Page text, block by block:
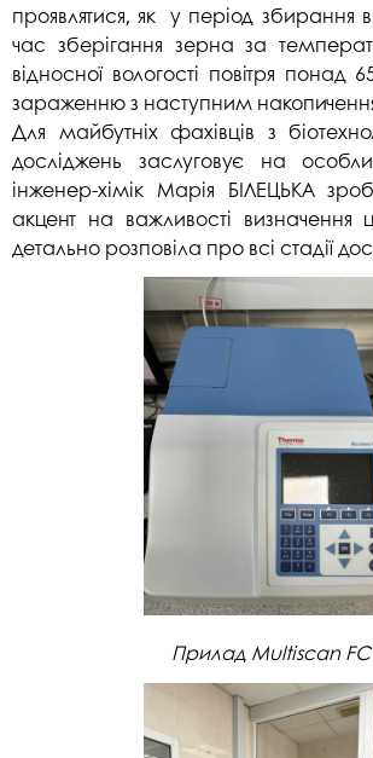
проявлятися, як у період збирання
час зберігання зерна за
відносної вологості повітря понад
зараженню з наступним
Для майбутніх фахівців з
досліджень заслуговує на
інженер-хімік Марія БІЛЕЦЬКА
акцент на важливості визначення
детально розповіла про всі стадії
Прилад Multiscan FC